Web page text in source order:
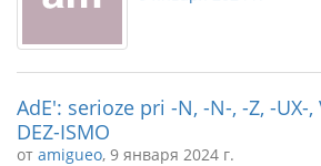
AdE': serioze pri -N, -N-, -Z, -UX-,
DEZ-ISMO
от amigueo, 9 января 2024 г.